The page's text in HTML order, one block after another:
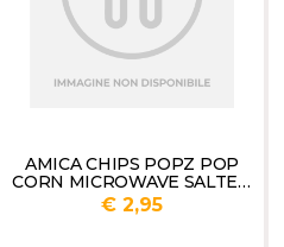
AMICA CHIPS POPZ POP
CORN MICROWAVE SALTED
GR.270
€ 2,95